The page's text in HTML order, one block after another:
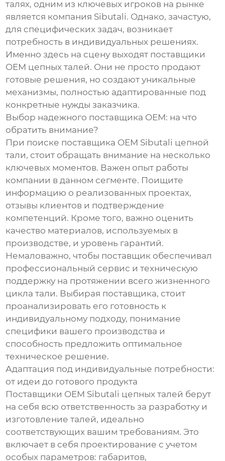
талях, одним из ключевых игроков на рынке
является компания Sibutali. Однако, зачастую,
для специфических задач, возникает
потребность в индивидуальных решениях.
Именно здесь на сцену выходят поставщики
OEM цепных талей. Они не просто продают
готовые решения, но создают уникальные
механизмы, полностью адаптированные под
конкретные нужды заказчика.
Выбор надежного поставщика OEM: на что
обратить внимание?
При поиске поставщика OEM Sibutali цепной
тали, стоит обращать внимание на несколько
ключевых моментов. Важен опыт работы
компании в данном сегменте. Поищите
информацию о реализованных проектах,
отзывы клиентов и подтверждение
компетенций. Кроме того, важно оценить
качество материалов, используемых в
производстве, и уровень гарантий.
Немаловажно, чтобы поставщик обеспечивал
профессиональный сервис и техническую
поддержку на протяжении всего жизненного
цикла тали. Выбирая поставщика, стоит
проанализировать его готовность к
индивидуальному подходу, понимание
специфики вашего производства и
способность предложить оптимальное
техническое решение.
Адаптация под индивидуальные потребности:
от идеи до готового продукта
Поставщики OEM Sibutali цепных талей берут
на себя всю ответственность за разработку и
изготовление талей, идеально
соответствующих вашим требованиям. Это
включает в себя проектирование с учетом
особых параметров: габаритов,